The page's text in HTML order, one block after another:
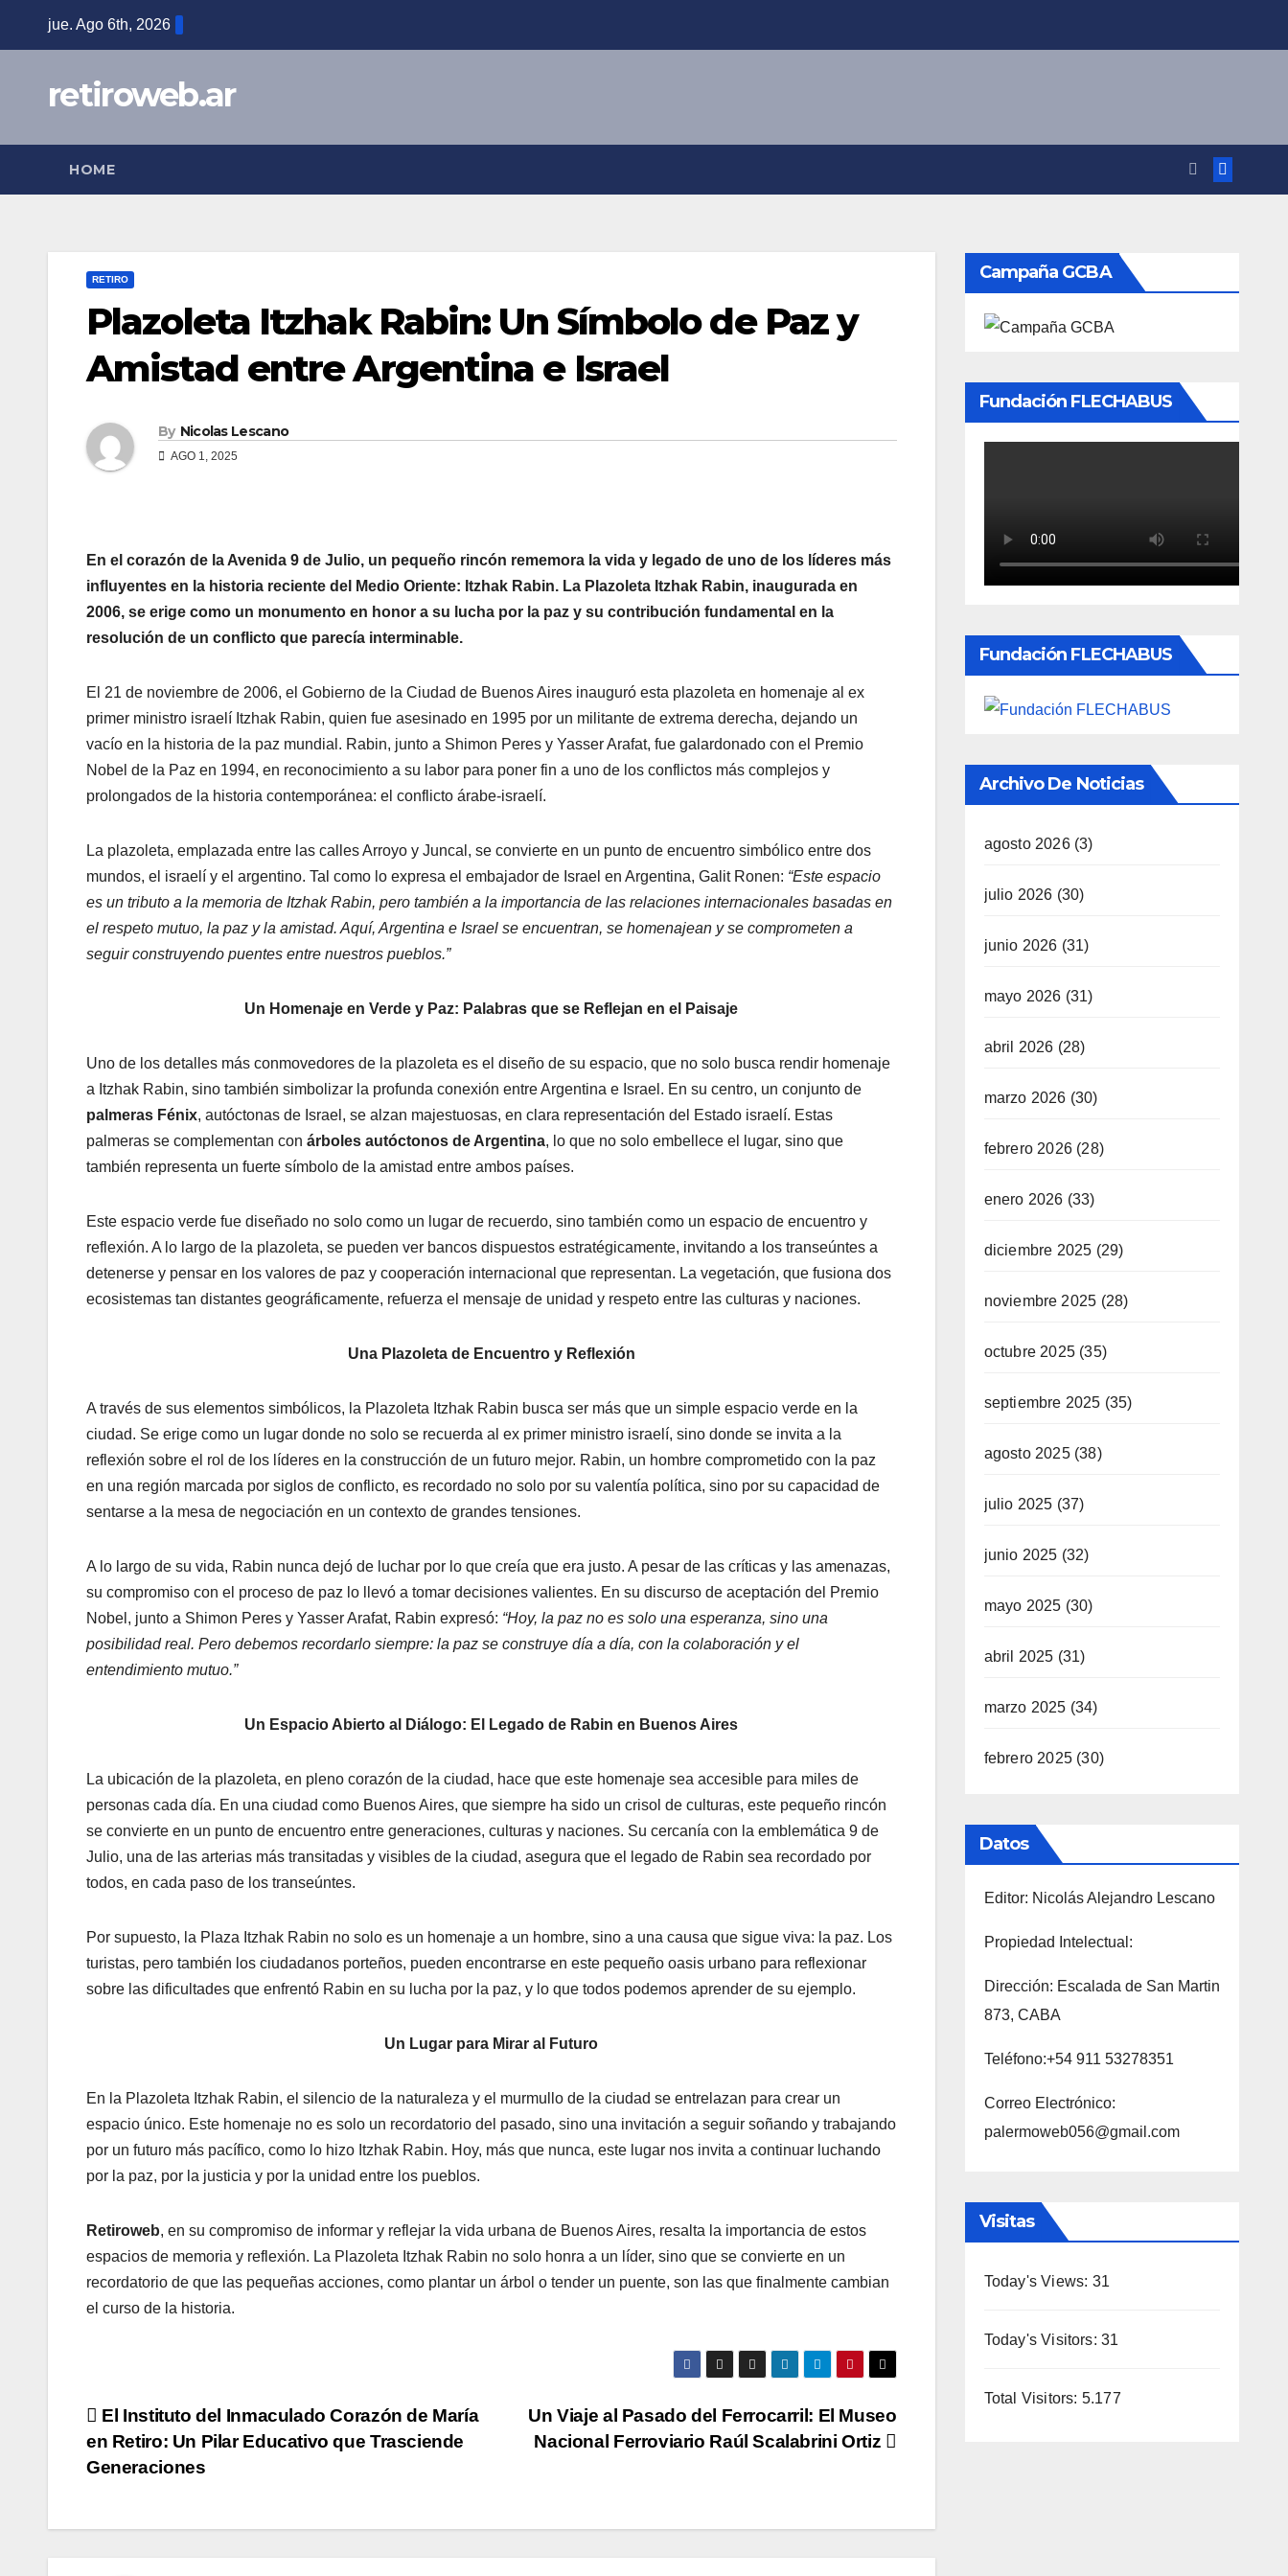
jue. Ago 6th, 2026
retiroweb.ar
HOME
RETIRO
Plazoleta Itzhak Rabin: Un Símbolo de Paz y
Amistad entre Argentina e Israel
By Nicolas Lescano
AGO 1, 2025
En el corazón de la Avenida 9 de Julio, un pequeño rincón rememora la vida y legado de uno de los líderes más
influyentes en la historia reciente del Medio Oriente: Itzhak Rabin. La Plazoleta Itzhak Rabin, inaugurada en
2006, se erige como un monumento en honor a su lucha por la paz y su contribución fundamental en la
resolución de un conflicto que parecía interminable.
El 21 de noviembre de 2006, el Gobierno de la Ciudad de Buenos Aires inauguró esta plazoleta en homenaje al ex
primer ministro israelí Itzhak Rabin, quien fue asesinado en 1995 por un militante de extrema derecha, dejando un
vacío en la historia de la paz mundial. Rabin, junto a Shimon Peres y Yasser Arafat, fue galardonado con el Premio
Nobel de la Paz en 1994, en reconocimiento a su labor para poner fin a uno de los conflictos más complejos y
prolongados de la historia contemporánea: el conflicto árabe-israelí.
La plazoleta, emplazada entre las calles Arroyo y Juncal, se convierte en un punto de encuentro simbólico entre dos
mundos, el israelí y el argentino. Tal como lo expresa el embajador de Israel en Argentina, Galit Ronen: “Este espacio
es un tributo a la memoria de Itzhak Rabin, pero también a la importancia de las relaciones internacionales basadas en
el respeto mutuo, la paz y la amistad. Aquí, Argentina e Israel se encuentran, se homenajean y se comprometen a
seguir construyendo puentes entre nuestros pueblos.”
Un Homenaje en Verde y Paz: Palabras que se Reflejan en el Paisaje
Uno de los detalles más conmovedores de la plazoleta es el diseño de su espacio, que no solo busca rendir homenaje
a Itzhak Rabin, sino también simbolizar la profunda conexión entre Argentina e Israel. En su centro, un conjunto de
palmeras Fénix, autóctonas de Israel, se alzan majestuosas, en clara representación del Estado israelí. Estas
palmeras se complementan con árboles autóctonos de Argentina, lo que no solo embellece el lugar, sino que
también representa un fuerte símbolo de la amistad entre ambos países.
Este espacio verde fue diseñado no solo como un lugar de recuerdo, sino también como un espacio de encuentro y
reflexión. A lo largo de la plazoleta, se pueden ver bancos dispuestos estratégicamente, invitando a los transeúntes a
detenerse y pensar en los valores de paz y cooperación internacional que representan. La vegetación, que fusiona dos
ecosistemas tan distantes geográficamente, refuerza el mensaje de unidad y respeto entre las culturas y naciones.
Una Plazoleta de Encuentro y Reflexión
A través de sus elementos simbólicos, la Plazoleta Itzhak Rabin busca ser más que un simple espacio verde en la
ciudad. Se erige como un lugar donde no solo se recuerda al ex primer ministro israelí, sino donde se invita a la
reflexión sobre el rol de los líderes en la construcción de un futuro mejor. Rabin, un hombre comprometido con la paz
en una región marcada por siglos de conflicto, es recordado no solo por su valentía política, sino por su capacidad de
sentarse a la mesa de negociación en un contexto de grandes tensiones.
A lo largo de su vida, Rabin nunca dejó de luchar por lo que creía que era justo. A pesar de las críticas y las amenazas,
su compromiso con el proceso de paz lo llevó a tomar decisiones valientes. En su discurso de aceptación del Premio
Nobel, junto a Shimon Peres y Yasser Arafat, Rabin expresó: “Hoy, la paz no es solo una esperanza, sino una
posibilidad real. Pero debemos recordarlo siempre: la paz se construye día a día, con la colaboración y el
entendimiento mutuo.”
Un Espacio Abierto al Diálogo: El Legado de Rabin en Buenos Aires
La ubicación de la plazoleta, en pleno corazón de la ciudad, hace que este homenaje sea accesible para miles de
personas cada día. En una ciudad como Buenos Aires, que siempre ha sido un crisol de culturas, este pequeño rincón
se convierte en un punto de encuentro entre generaciones, culturas y naciones. Su cercanía con la emblemática 9 de
Julio, una de las arterias más transitadas y visibles de la ciudad, asegura que el legado de Rabin sea recordado por
todos, en cada paso de los transeúntes.
Por supuesto, la Plaza Itzhak Rabin no solo es un homenaje a un hombre, sino a una causa que sigue viva: la paz. Los
turistas, pero también los ciudadanos porteños, pueden encontrarse en este pequeño oasis urbano para reflexionar
sobre las dificultades que enfrentó Rabin en su lucha por la paz, y lo que todos podemos aprender de su ejemplo.
Un Lugar para Mirar al Futuro
En la Plazoleta Itzhak Rabin, el silencio de la naturaleza y el murmullo de la ciudad se entrelazan para crear un
espacio único. Este homenaje no es solo un recordatorio del pasado, sino una invitación a seguir soñando y trabajando
por un futuro más pacífico, como lo hizo Itzhak Rabin. Hoy, más que nunca, este lugar nos invita a continuar luchando
por la paz, por la justicia y por la unidad entre los pueblos.
Retiroweb, en su compromiso de informar y reflejar la vida urbana de Buenos Aires, resalta la importancia de estos
espacios de memoria y reflexión. La Plazoleta Itzhak Rabin no solo honra a un líder, sino que se convierte en un
recordatorio de que las pequeñas acciones, como plantar un árbol o tender un puente, son las que finalmente cambian
el curso de la historia.
Navegación
de
Un Viaje al Pasado del Ferrocarril: El Museo
Nacional Ferroviario Raúl Scalabrini Ortiz
El Instituto del Inmaculado Corazón de María
en Retiro: Un Pilar Educativo que Trasciende
Generaciones
Campaña GCBA
Fundación FLECHABUS
Fundación FLECHABUS
Archivo De Noticias
agosto 2026(3)
julio 2026 (30)
junio 2026 (31)
mayo 2026 (31)
abril 2026 (28)
marzo 2026 (30)
febrero 2026(28)
enero 2026 (33)
diciembre 2025 (29)
noviembre 2025 (28)
octubre 2025(35)
septiembre 2025 (35)
agosto 2025(38)
julio 2025 (37)
junio 2025 (32)
mayo 2025 (30)
abril 2025 (31)
marzo 2025 (34)
febrero 2025(30)
Datos
Editor: Nicolás Alejandro Lescano
Propiedad Intelectual:
Dirección: Escalada de San Martin
873, CABA
Teléfono:+54 911 53278351
Correo Electrónico:
palermoweb056@gmail.com
Visitas
Today's Views: 31
Today's Visitors:31
Total Visitors: 5.177